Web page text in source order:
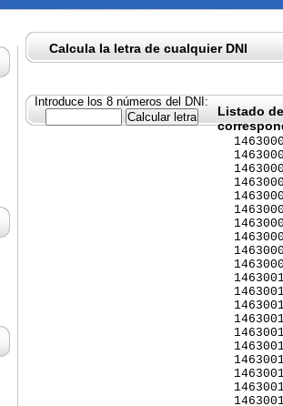
Calcula la letra de cualquier DNI
Introduce los 8 números del DNI:
Listado